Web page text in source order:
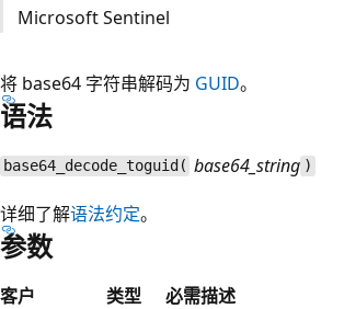
Microsoft Sentinel
将 base64 字符串解码为 GUID。
语法
base64_decode_toguid( base64_string )
详细了解语法约定。
参数
客户 类型 必需描述